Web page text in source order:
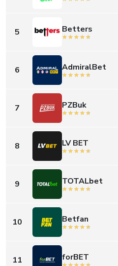
5 Betters
6 AdmiralBet
7 PZBuk
8 LV BET
9 TOTALbet
10 Betfan
11 forBET